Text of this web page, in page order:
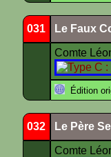
031 Le Faux
Comte
Édition
032 Le Père
Comte